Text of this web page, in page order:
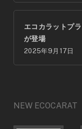
エコカラットプ
が登場
2025年9月17日
NEW ECOCARAT